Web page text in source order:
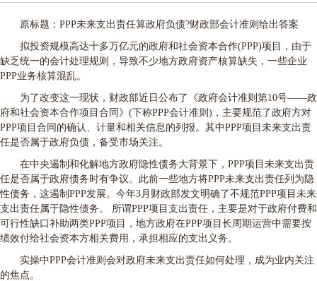
原标题：PPP未来支出责任算政府负债?财政部会计准则给出答案
拟投资规模高达十多万亿元的政府和社会资本合作(PPP)项目，由于
缺乏统一的会计处理规则，导致不少地方政府资产核算缺失，一些企业
PPP业务核算混乱。
为了改变这一现状，财政部近日公布了《政府会计准则第10号——政
府和社会资本合作项目合同》(下称PPP会计准则)，主要规范了政府方对
PPP项目合同的确认、计量和相关信息的列报。其中PPP项目未来支出责
任是否属于政府负债，备受市场关注。
在中央遏制和化解地方政府隐性债务大背景下，PPP项目未来支出责
任是否属于政府债务时有争议。此前一些地方将PPP未来支出责任列为隐
性债务，这遏制PPP发展。今年3月财政部发文明确了不规范PPP项目未来
支出责任属于隐性债务。 所谓PPP项目支出责任，主要是对于政府付费和
可行性缺口补助两类PPP项目，地方政府在PPP项目长周期运营中需要按
绩效付给社会资本方相关费用，承担相应的支出义务。
实操中PPP会计准则会对政府未来支出责任如何处理，成为业内关注
的焦点。